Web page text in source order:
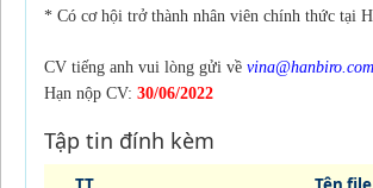
* Có cơ hội trở thành nhân viên chính thức tại
CV tiếng anh vui lòng gửi về vina@hanbiro.com
Hạn nộp CV: 30/06/2022
Tập tin đính kèm